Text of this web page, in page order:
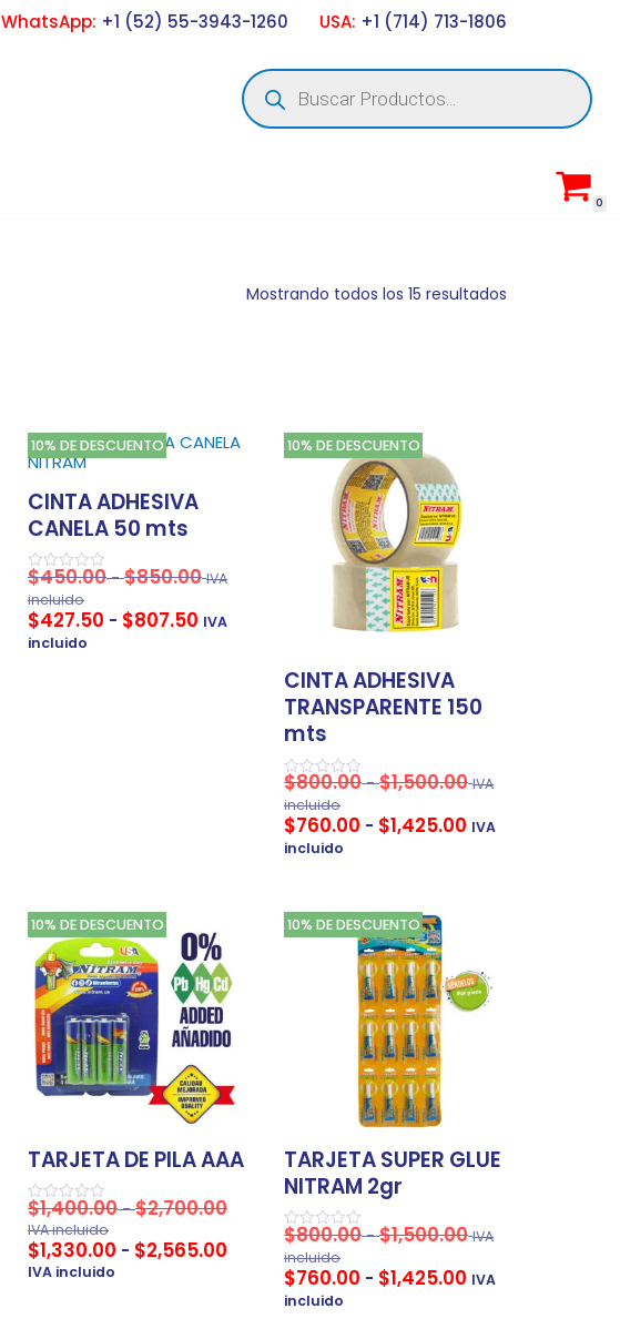
WhatsApp: +1 (52) 55-3943-1260 USA: +1 (714) 713-1806
0
Mostrando todos los 15 resultados
10% DE DESCUENTO
CINTA ADHESIVA
CANELA 50 mts
Valorado
en
0
de
5
$450.00-$850.00 IVA
incluido
$427.50 - $807.50 IVA
incluido
10% DE DESCUENTO
CINTA ADHESIVA
TRANSPARENTE 150
mts
Valorado
en
0
de
5
$800.00-$1,500.00 IVA
incluido
$760.00 - $1,425.00 IVA
incluido
10% DE DESCUENTO
TARJETA DE PILA AAA
Valorado
en
0
de
5
$1,400.00-$2,700.00
IVA incluido
$1,330.00 - $2,565.00
IVA incluido
10% DE DESCUENTO
TARJETA SUPER GLUE
NITRAM 2gr
Valorado
en
0
de
5
$800.00-$1,500.00 IVA
incluido
$760.00 - $1,425.00 IVA
incluido